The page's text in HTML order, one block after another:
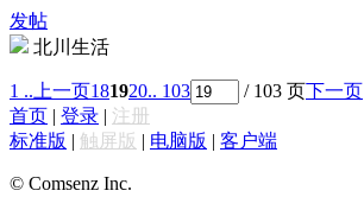
发帖
北川生活
1 .. 上一页181920.. 103 / 103 页下一页
首页 | 登录 | 注册
标准版 | 触屏版 | 电脑版 | 客户端
© Comsenz Inc.